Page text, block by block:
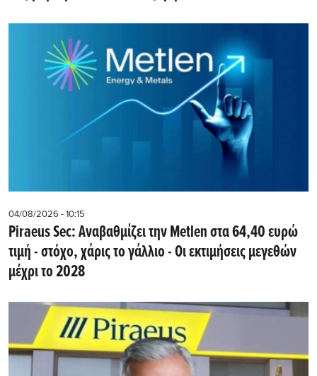
04/08/2026 - 10:15
Piraeus Sec: Αναβαθμίζει την Metlen στα 64,40 ευρώ
τιμή - στόχο, χάρις το γάλλιο - Οι εκτιμήσεις μεγεθών
μέχρι το 2028